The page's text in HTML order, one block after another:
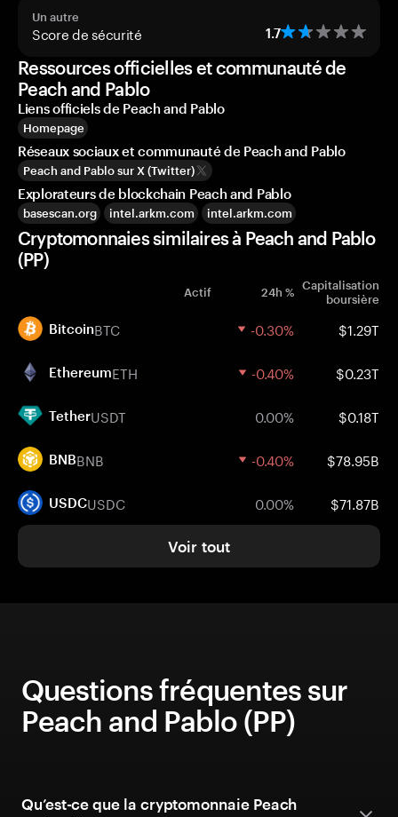
Un autre
Score de sécurité 1.7
Ressources officielles et communauté de
Peach and Pablo
Liens officiels de Peach and Pablo
Homepage
Réseaux sociaux et communauté de Peach and Pablo
Peach and Pablo sur X (Twitter)
Explorateurs de blockchain Peach and Pablo
basescan.org intel.arkm.com intel.arkm.com
Cryptomonnaies similaires à Peach and Pablo
(PP)
Actif 24h % Capitalisation
boursière
BitcoinBTC -0.30% $1.29T
EthereumETH -0.40% $0.23T
TetherUSDT 0.00% $0.18T
BNBBNB -0.40% $78.95B
USDCUSDC 0.00% $71.87B
Voir tout
Questions fréquentes sur
Peach and Pablo (PP)
Qu’est-ce que la cryptomonnaie Peach